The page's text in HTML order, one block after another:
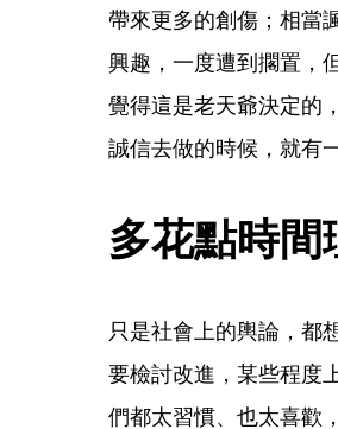
帶來更多的創傷；相當
興趣，一度遭到擱置，
覺得這是老天爺決定的
誠信去做的時候，就有
多花點時
只是社會上的輿論，都
要檢討改進，某些程度
們都太習慣、也太喜歡